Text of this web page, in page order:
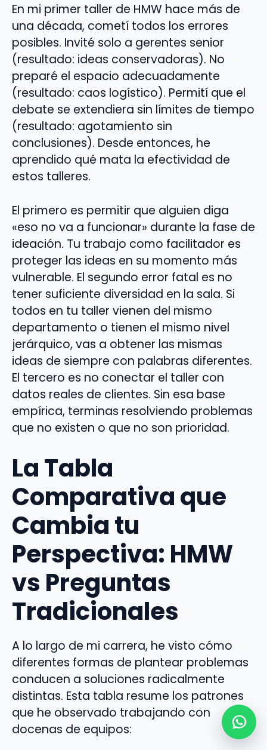
En mi primer taller de HMW hace más de
una década, cometí todos los errores
posibles. Invité solo a gerentes senior
(resultado: ideas conservadoras). No
preparé el espacio adecuadamente
(resultado: caos logístico). Permití que el
debate se extendiera sin límites de tiempo
(resultado: agotamiento sin
conclusiones). Desde entonces, he
aprendido qué mata la efectividad de
estos talleres.
El primero es permitir que alguien diga
«eso no va a funcionar» durante la fase de
ideación. Tu trabajo como facilitador es
proteger las ideas en su momento más
vulnerable. El segundo error fatal es no
tener suficiente diversidad en la sala. Si
todos en tu taller vienen del mismo
departamento o tienen el mismo nivel
jerárquico, vas a obtener las mismas
ideas de siempre con palabras diferentes.
El tercero es no conectar el taller con
datos reales de clientes. Sin esa base
empírica, terminas resolviendo problemas
que no existen o que no son prioridad.
La Tabla
Comparativa que
Cambia tu
Perspectiva: HMW
vs Preguntas
Tradicionales
A lo largo de mi carrera, he visto cómo
diferentes formas de plantear problemas
conducen a soluciones radicalmente
distintas. Esta tabla resume los patrones
que he observado trabajando con
docenas de equipos: